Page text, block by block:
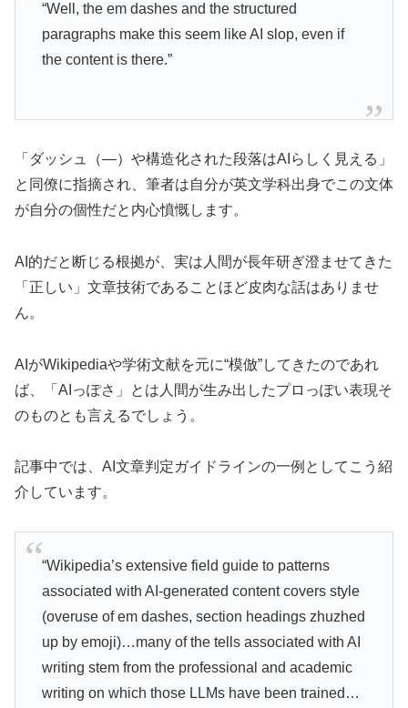
“Well, the em dashes and the structured
paragraphs make this seem like AI slop, even if
the content is there.”
「ダッシュ（―）や構造化された段落はAIらしく見える」
と同僚に指摘され、筆者は自分が英文学科出身でこの文体
が自分の個性だと内心憤慨します。
AI的だと断じる根拠が、実は人間が長年研ぎ澄ませてきた
「正しい」文章技術であることほど皮肉な話はありませ
ん。
AIがWikipediaや学術文献を元に“模倣”してきたのであれ
ば、「AIっぽさ」とは人間が生み出したプロっぽい表現そ
のものとも言えるでしょう。
記事中では、AI文章判定ガイドラインの一例としてこう紹
介しています。
“Wikipedia’s extensive field guide to patterns
associated with AI-generated content covers style
(overuse of em dashes, section headings zhuzhed
up by emoji)…many of the tells associated with AI
writing stem from the professional and academic
writing on which those LLMs have been trained…